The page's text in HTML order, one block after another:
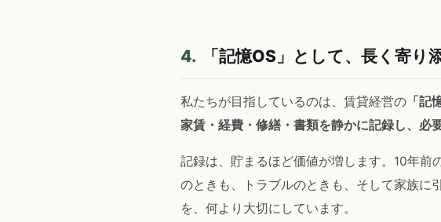
4. 「記憶OS」として、長く寄り
私たちが目指しているのは、賃貸経営の 「記
家賃・経費・修繕・書類を静かに記録し、必
記録は、貯まるほど価値が増します。10年
のときも、トラブルのときも、そして家族に
を、何より大切にしています。